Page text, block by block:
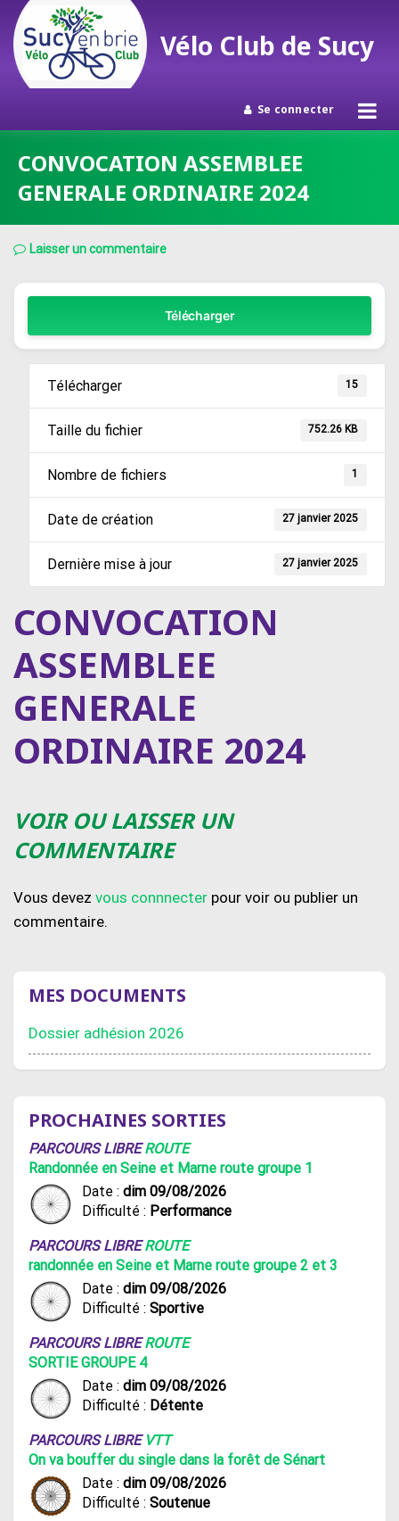
contenu
Vélo Club de Sucy
Se connecter
CONVOCATION ASSEMBLEE
GENERALE ORDINAIRE 2024
Laisser un commentaire
Télécharger
Télécharger 15
Taille du fichier 752.26 KB
Nombre de fichiers 1
Date de création 27 janvier 2025
Dernière mise à jour 27 janvier 2025
CONVOCATION
ASSEMBLEE
GENERALE
ORDINAIRE 2024
VOIR OU LAISSER UN
COMMENTAIRE
Vous devez vous connnecter pour voir ou publier un
commentaire.
MES DOCUMENTS
Dossier adhésion 2026
PROCHAINES SORTIES
PARCOURS LIBREROUTE
Randonnée en Seine et Marne route groupe 1
Date : dim 09/08/2026
Difficulté : Performance
PARCOURS LIBREROUTE
randonnée en Seine et Marne route groupe 2 et 3
Date : dim 09/08/2026
Difficulté : Sportive
PARCOURS LIBREROUTE
SORTIE GROUPE 4
Date : dim 09/08/2026
Difficulté : Détente
PARCOURS LIBRE VTT
On va bouffer du single dans la forêt de Sénart
Date : dim 09/08/2026
Difficulté : Soutenue